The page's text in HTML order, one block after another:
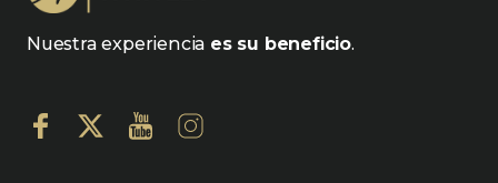
Nuestra experiencia es su beneficio.